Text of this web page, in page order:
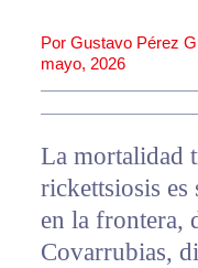
Por Gustavo Pérez
mayo, 2026
La mortalidad
rickettsiosis
en la frontera,
Covarrubias,